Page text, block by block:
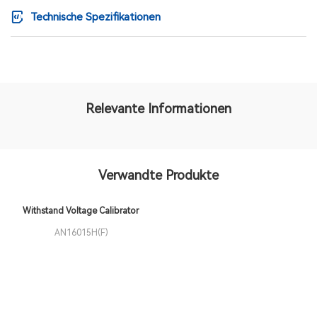
Technische Spezifikationen
Relevante Informationen
Verwandte Produkte
Withstand Voltage Calibrator
AN16015H(F)